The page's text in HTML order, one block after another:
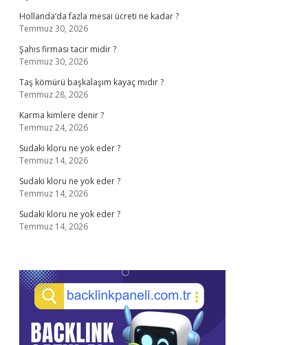
Hollanda’da fazla mesai ücreti ne kadar ?
Temmuz 30, 2026
Şahıs firması tacir midir ?
Temmuz 30, 2026
Taş kömürü başkalaşım kayaç mıdır ?
Temmuz 28, 2026
Karma kimlere denir ?
Temmuz 24, 2026
Sudaki kloru ne yok eder ?
Temmuz 14, 2026
Sudaki kloru ne yok eder ?
Temmuz 14, 2026
Sudaki kloru ne yok eder ?
Temmuz 14, 2026